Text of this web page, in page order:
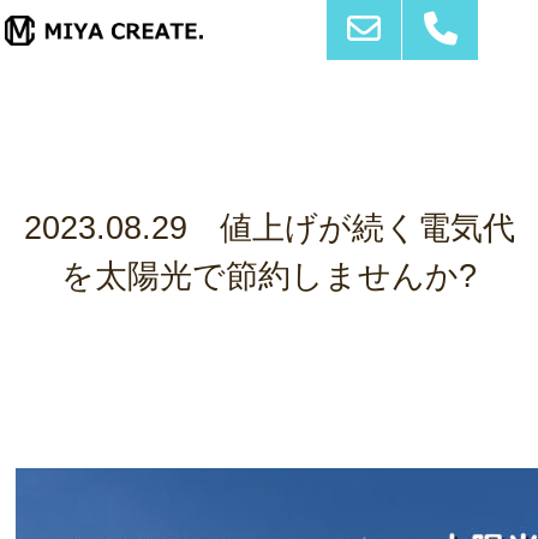
2023.08.29 値上げが続く電気代
を太陽光で節約しませんか?